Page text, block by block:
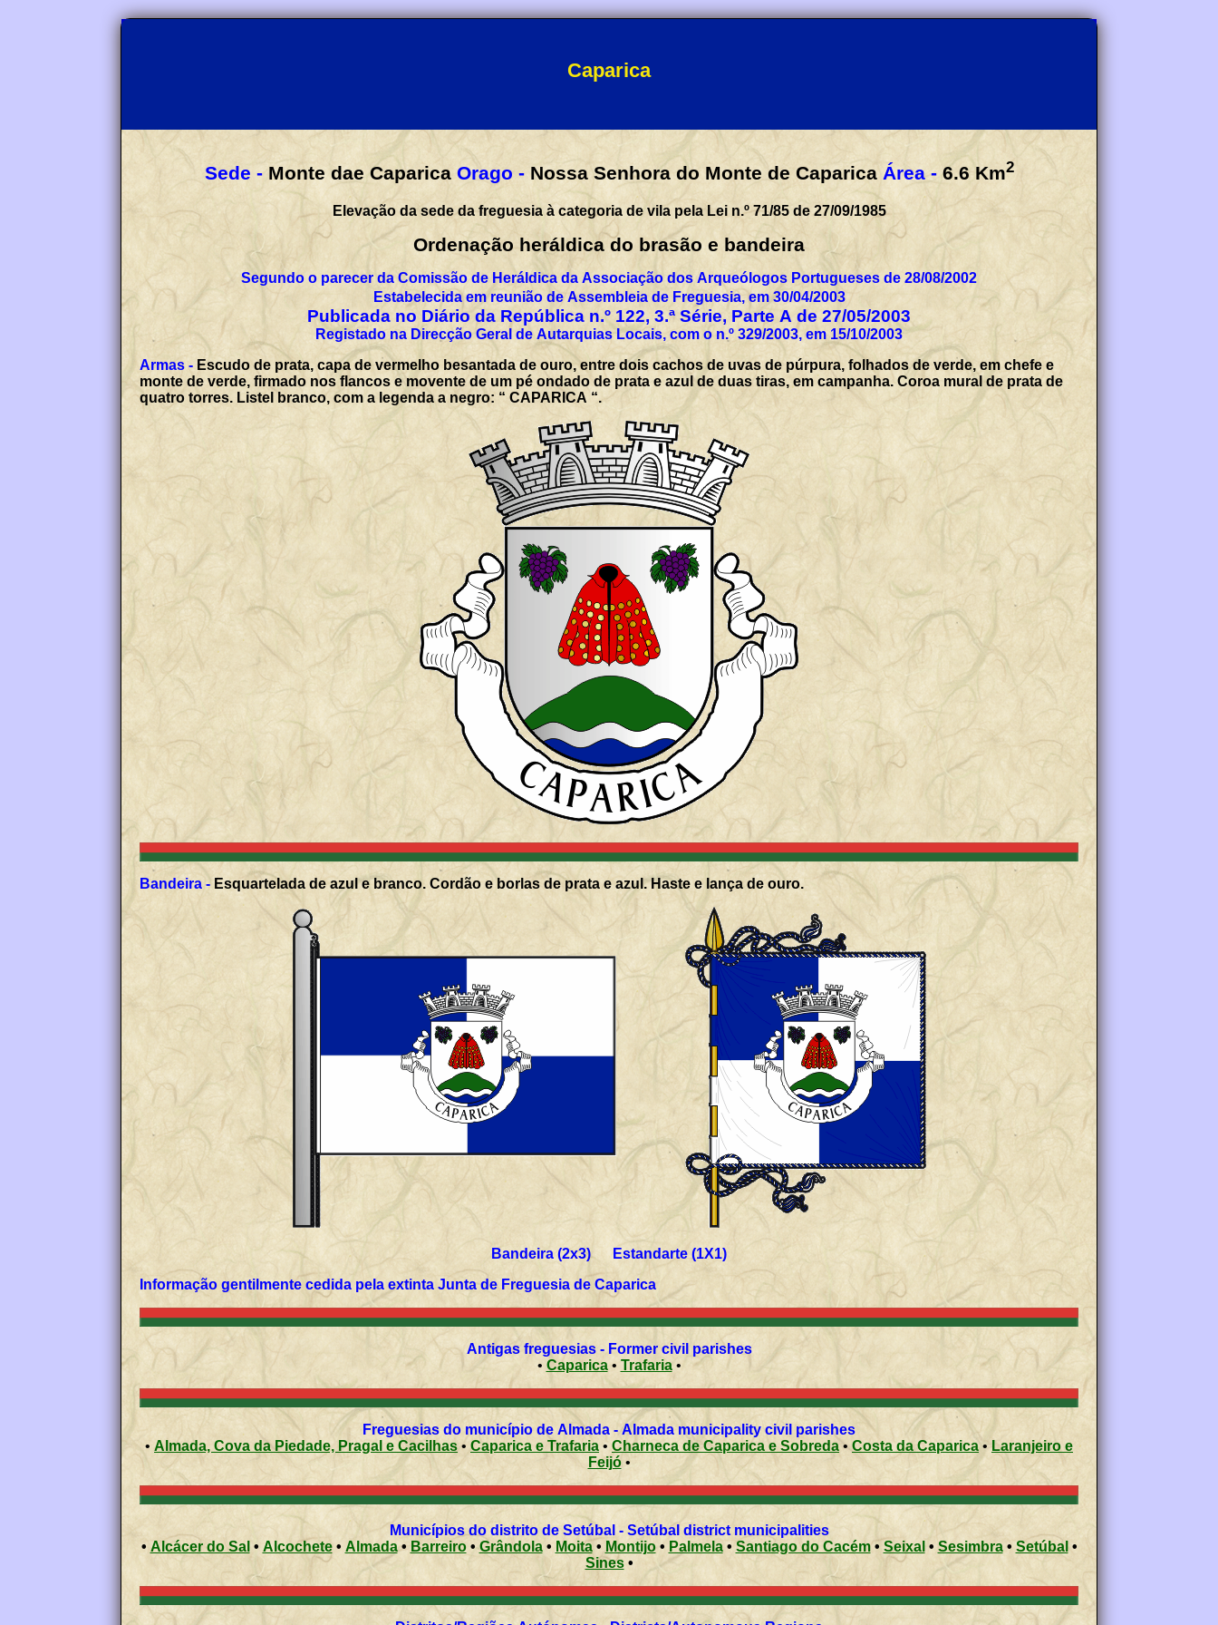
Caparica
Sede - Monte dae Caparica Orago - Nossa Senhora do Monte de Caparica Área - 6.6 Km2
Elevação da sede da freguesia à categoria de vila pela Lei n.º 71/85 de 27/09/1985
Ordenação heráldica do brasão e bandeira
Segundo o parecer da Comissão de Heráldica da Associação dos Arqueólogos Portugueses de 28/08/2002
Estabelecida em reunião de Assembleia de Freguesia, em 30/04/2003
Publicada no Diário da República n.º 122, 3.ª Série, Parte A de 27/05/2003
Registado na Direcção Geral de Autarquias Locais, com o n.º 329/2003, em 15/10/2003
Armas - Escudo de prata, capa de vermelho besantada de ouro, entre dois cachos de uvas de púrpura, folhados de verde, em chefe e
monte de verde, firmado nos flancos e movente de um pé ondado de prata e azul de duas tiras, em campanha. Coroa mural de prata de
quatro torres. Listel branco, com a legenda a negro: “ CAPARICA “.
Bandeira - Esquartelada de azul e branco. Cordão e borlas de prata e azul. Haste e lança de ouro.
Bandeira (2x3) Estandarte (1X1)
Informação gentilmente cedida pela extinta Junta de Freguesia de Caparica
Antigas freguesias - Former civil parishes
• Caparica• Trafaria•
Freguesias do município de Almada - Almada municipality civil parishes
•
Almada, Cova da Piedade, Pragal e Cacilhas • Caparica e Trafaria • Charneca de Caparica e Sobreda• Costa da Caparica •Laranjeiro e
Feijó•
Municípios do distrito de Setúbal - Setúbal district municipalities
• Alcácer do Sal • Alcochete• Almada• Barreiro•Grândola• Moita• Montijo• Palmela• Santiago do Cacém• Seixal • Sesimbra• Setúbal •
Sines•